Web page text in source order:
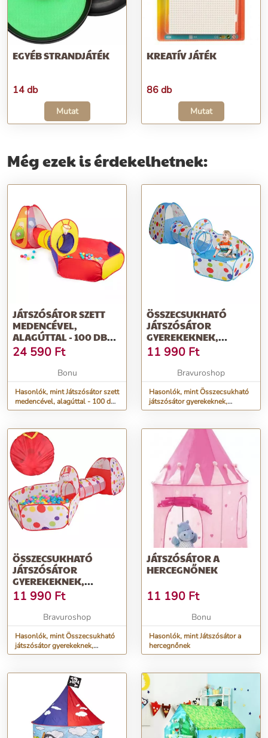
EGYÉB STRANDJÁTÉK
14 db
Mutat
KREATÍV JÁTÉK
86 db
Mutat
Még ezek is érdekelhetnek:
JÁTSZÓSÁTOR SZETT
MEDENCÉVEL,
ALAGÚTTAL - 100 DB
LABDÁVAL
24 590 Ft
Bonu
Hasonlók, mint Játszósátor szett
medencével, alagúttal - 100 db
labdával
ÖSSZECSUKHATÓ
JÁTSZÓSÁTOR
GYEREKEKNEK,
ALAGÚTTAL, LABDÁS
JÁTSZÓTÉRREL,
270X120X90 CM,
11 990 Ft
Bravuroshop
Hasonlók, mint Összecsukható
játszósátor gyerekeknek,
alagúttal, labdás játszótérrel,
ÖSSZECSUKHATÓ
JÁTSZÓSÁTOR
GYEREKEKNEK,
ALAGÚTTAL, LABDÁS
JÁTSZÓTÉRREL,
270X120X90 CM,
11 990 Ft
Bravuroshop
Hasonlók, mint Összecsukható
játszósátor gyerekeknek,
alagúttal, labdás játszótérrel,
JÁTSZÓSÁTOR A
HERCEGNŐNEK
11 190 Ft
Bonu
Hasonlók, mint Játszósátor a
hercegnőnek